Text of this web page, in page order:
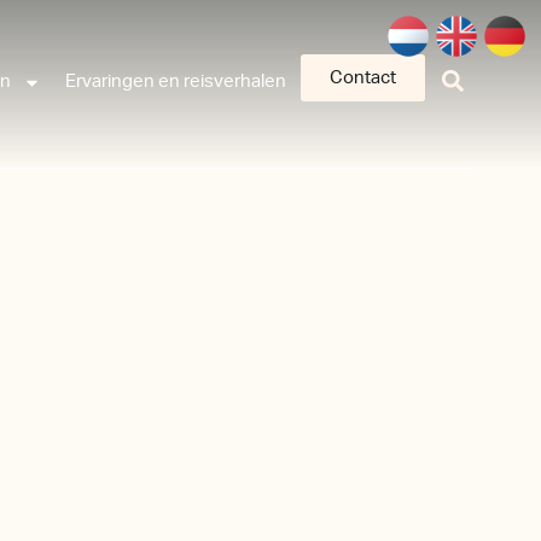
Ervaringen en reisverhalen Contact